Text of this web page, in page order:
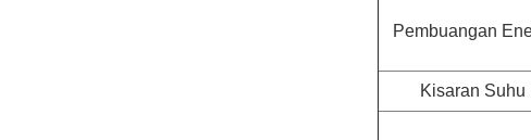
Pembuangan
Kisaran Suhu